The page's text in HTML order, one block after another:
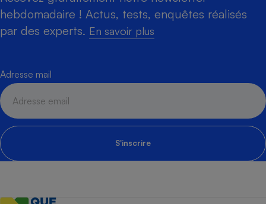
hebdomadaire ! Actus, tests, enquêtes réalisés
par des experts. En savoir plus
Adresse mail
S'inscrire